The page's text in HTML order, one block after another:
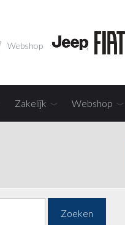
Webshop
Zakelijk Webshop
Zoeken